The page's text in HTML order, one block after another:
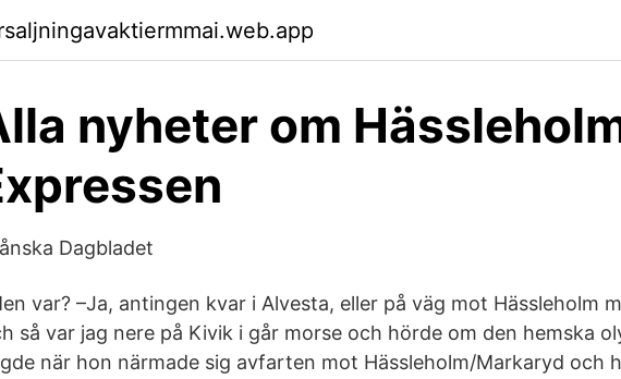
nyheter om
Dagbladet
var? –Ja, antingen kvar i Alvesta, eller på väg mot Hässleholm
så var jag nere på Kivik i går morse och hörde om den hemska
när hon närmade sig avfarten mot Hässleholm/Markaryd och